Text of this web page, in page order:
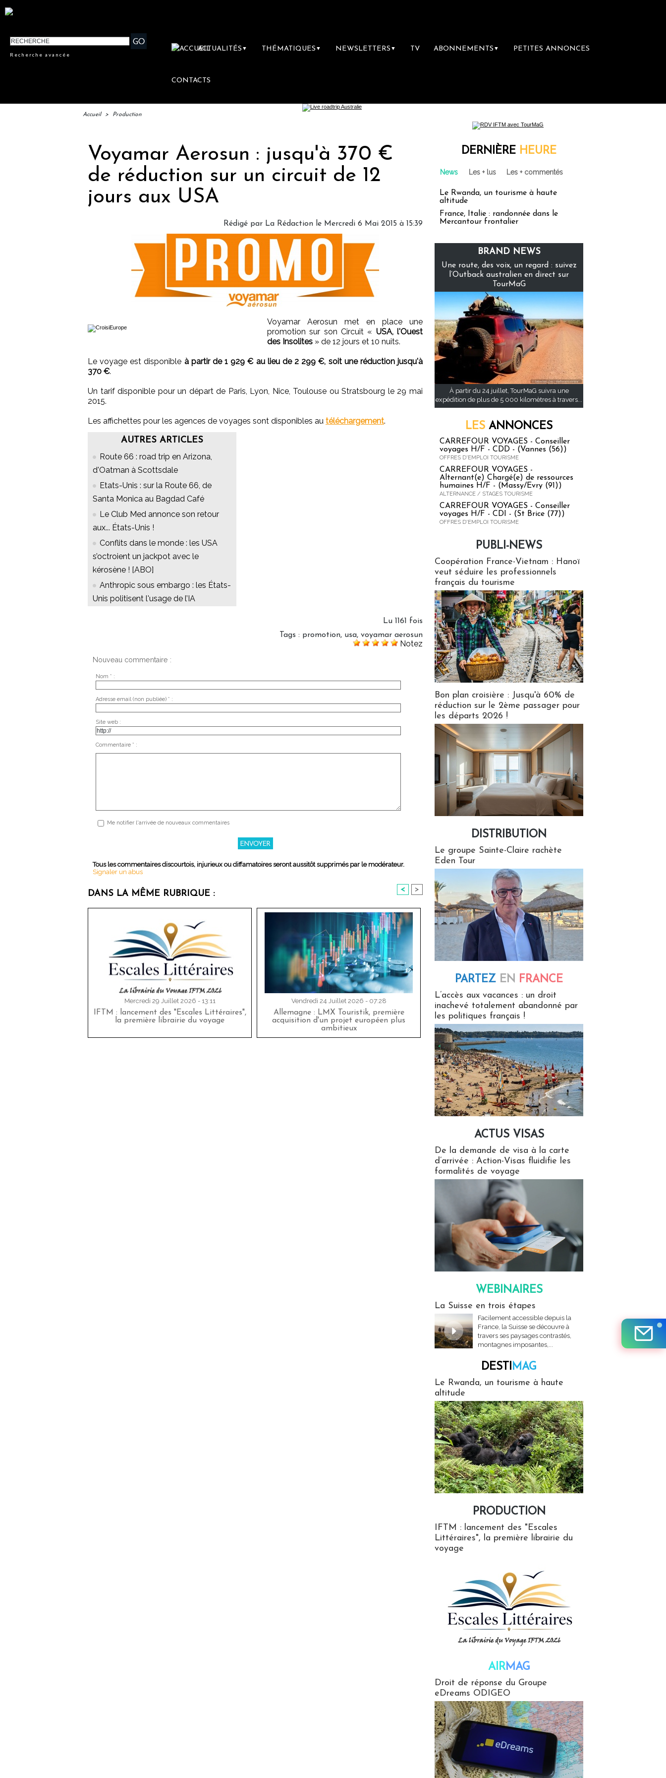
Recherche avancée
ACTUALITÉS ▼ THÉMATIQUES ▼ NEWSLETTERS ▼ TV ABONNEMENTS ▼ PETITES ANNONCES
CONTACTS
Accueil > Production
Voyamar Aerosun : jusqu'à 370 €
de réduction sur un circuit de 12
jours aux USA
Rédigé par La Rédaction le Mercredi 6 Mai 2015 à 15:39
Voyamar Aerosun met en place une
promotion sur son Circuit « USA, l'Ouest
des Insolites » de 12 jours et 10 nuits.
Le voyage est disponible à partir de 1 929 € au lieu de 2 299 €, soit une réduction jusqu'à
370 €.
Un tarif disponible pour un départ de Paris, Lyon, Nice, Toulouse ou Stratsbourg le 29 mai
2015.
Les affichettes pour les agences de voyages sont disponibles au téléchargement.
AUTRES ARTICLES
Route 66 : road trip en Arizona,
d'Oatman à Scottsdale
Etats-Unis : sur la Route 66, de
Santa Monica au Bagdad Café
Le Club Med annonce son retour
aux... États-Unis !
Conflits dans le monde : les USA
s’octroient un jackpot avec le
kérosène ! [ABO]
Anthropic sous embargo : les États-
Unis politisent l'usage de l’IA
Lu 1161 fois
Tags : promotion, usa, voyamar aerosun
Notez
Nouveau commentaire :
Nom * :
Adresse email (non publiée) * :
Site web :
Commentaire * :
Me notifier l'arrivée de nouveaux commentaires
Tous les commentaires discourtois, injurieux ou diffamatoires seront aussitôt supprimés par le modérateur.
Signaler un abus
DANS LA MÊME RUBRIQUE : < >
Mercredi 29 Juillet 2026 - 13:11
IFTM : lancement des "Escales Littéraires",
la première librairie du voyage
Vendredi 24 Juillet 2026 - 07:28
Allemagne : LMX Touristik, première
acquisition d'un projet européen plus
ambitieux
DERNIÈRE HEURE
News Les + lus Les + commentés
Le Rwanda, un tourisme à haute
altitude
France, Italie : randonnée dans le
Mercantour frontalier
BRAND NEWS
Une route, des voix, un regard : suivez
l’Outback australien en direct sur
TourMaG
À partir du 24 juillet, TourMaG suivra une
expédition de plus de 5 000 kilomètres à travers...
LES ANNONCES
CARREFOUR VOYAGES - Conseiller
voyages H/F - CDD - (Vannes (56))
OFFRES D'EMPLOI TOURISME
CARREFOUR VOYAGES -
Alternant(e) Chargé(e) de ressources
humaines H/F - (Massy/Evry (91))
ALTERNANCE / STAGES TOURISME
CARREFOUR VOYAGES - Conseiller
voyages H/F - CDI - (St Brice (77))
OFFRES D'EMPLOI TOURISME
PUBLI-NEWS
Coopération France-Vietnam : Hanoï
veut séduire les professionnels
français du tourisme
Bon plan croisière : Jusqu'à 60% de
réduction sur le 2ème passager pour
les départs 2026 !
DISTRIBUTION
Le groupe Sainte-Claire rachète
Eden Tour
PARTEZ EN FRANCE
L’accès aux vacances : un droit
inachevé totalement abandonné par
les politiques français !
ACTUS VISAS
De la demande de visa à la carte
d’arrivée : Action-Visas fluidifie les
formalités de voyage
WEBINAIRES
La Suisse en trois étapes
Facilement accessible depuis la
France, la Suisse se découvre à
travers ses paysages contrastés,
montagnes imposantes,...
DESTIMAG
Le Rwanda, un tourisme à haute
altitude
PRODUCTION
IFTM : lancement des "Escales
Littéraires", la première librairie du
voyage
AIRMAG
Droit de réponse du Groupe
eDreams ODIGEO